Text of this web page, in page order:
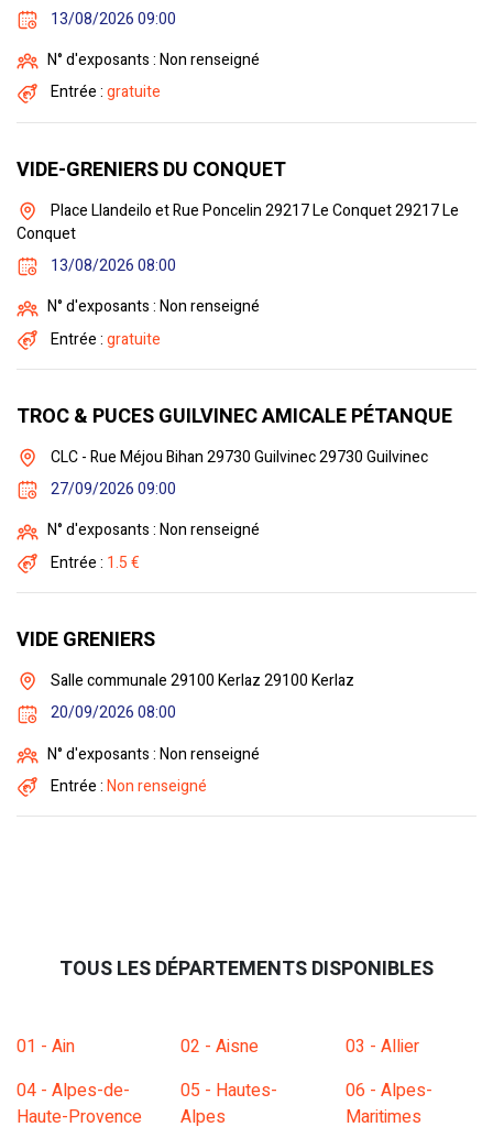
13/08/2026 09:00
N° d'exposants : Non renseigné
Entrée :gratuite
VIDE-GRENIERS DU CONQUET
Place Llandeilo et Rue Poncelin 29217 Le Conquet 29217 Le
Conquet
13/08/2026 08:00
N° d'exposants : Non renseigné
Entrée :gratuite
TROC & PUCES GUILVINEC AMICALE PÉTANQUE
CLC - Rue Méjou Bihan 29730 Guilvinec 29730 Guilvinec
27/09/2026 09:00
N° d'exposants : Non renseigné
Entrée : 1.5 €
VIDE GRENIERS
Salle communale 29100 Kerlaz 29100 Kerlaz
20/09/2026 08:00
N° d'exposants : Non renseigné
Entrée :Non renseigné
TOUS LES DÉPARTEMENTS DISPONIBLES
01 - Ain 02 - Aisne
03 - Allier
04 - Alpes-de-
Haute-Provence
05 - Hautes-
Alpes
06 - Alpes-
Maritimes